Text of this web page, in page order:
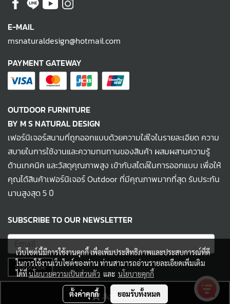
สั่งซื้อสินค้า
E-MAIL
msnaturaldesign@hotmail.com
PAYMENT GATEWAY
OUTDOOR FURNITURE
BY M S NATURAL DESIGN
เฟอร์นิเจอร์สนามที่ถูกออกแบบด้วยความใส่ใจในรายละเอียด ความ
สบายในการใช้งานและความทนทานของสินค้า ผสมผสานความรู้
ด้านเทคนิค และวัสดุคุณภาพสูง เข้ากับสไตล์ในการออกแบบ เพื่อให้
คุณได้สินค้าเฟอร์นิเจอร์ Outdoor ที่มีคุณภาพมากที่สุด รับประกัน
นานสูงสุด 5 ปี
SUBSCRIBE TO OUR NEWSLETTER
Subscribe
© MS NATURAL DESIGN 2022 All Rights Reserved.
เว็บไซต์นี้มีการใช้งานคุกกี้ เพื่อเพิ่มประสิทธิภาพและประสบการณ์ที่ดี
ในการใช้งานเว็บไซต์ของท่าน ท่านสามารถอ่านรายละเอียดเพิ่มเติม
ได้ที่นโยบายความเป็นส่วนตัว และ นโยบายคุกกี้
ตั้งค่าคุกกี้ ยอมรับทั้งหมด